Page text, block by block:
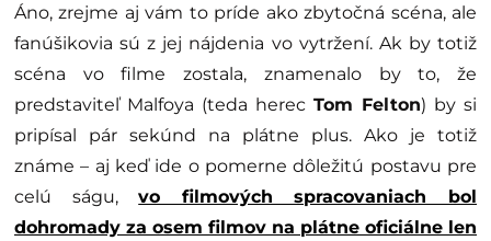
Áno, zrejme aj vám to príde ako zbytočná scéna, ale
fanúšikovia sú z jej nájdenia vo vytržení. Ak by totiž
scéna vo filme zostala, znamenalo by to, že
predstaviteľ Malfoya (teda herec Tom Felton) by si
pripísal pár sekúnd na plátne plus. Ako je totiž
známe – aj keď ide o pomerne dôležitú postavu pre
celú ságu,vo filmových spracovaniach bol
dohromady za osem filmov na plátne oficiálne len